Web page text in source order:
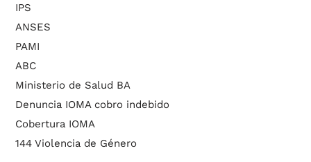
IPS
ANSES
PAMI
ABC
Ministerio de Salud BA
Denuncia IOMA cobro indebido
Cobertura IOMA
144 Violencia de Género